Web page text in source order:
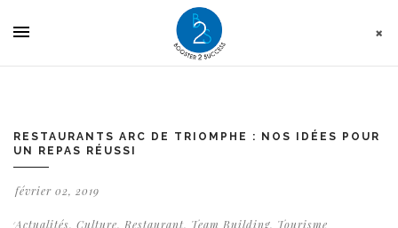
RESTAURANTS ARC DE TRIOMPHE : NOS IDÉES POUR
UN REPAS RÉUSSI
février 02, 2019
Actualités, Culture, Restaurant, Team Building, Tourisme
Panneau de gestion des cookies